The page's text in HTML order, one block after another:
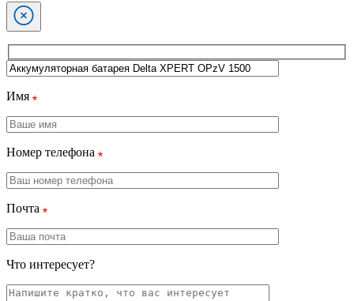
Имя
Номер телефона
Почта
Что интересует?